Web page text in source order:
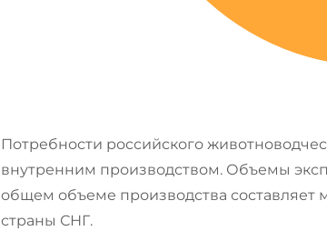
Потребности российского
внутренним производством. Объемы
общем объеме производства составляет
страны СНГ.